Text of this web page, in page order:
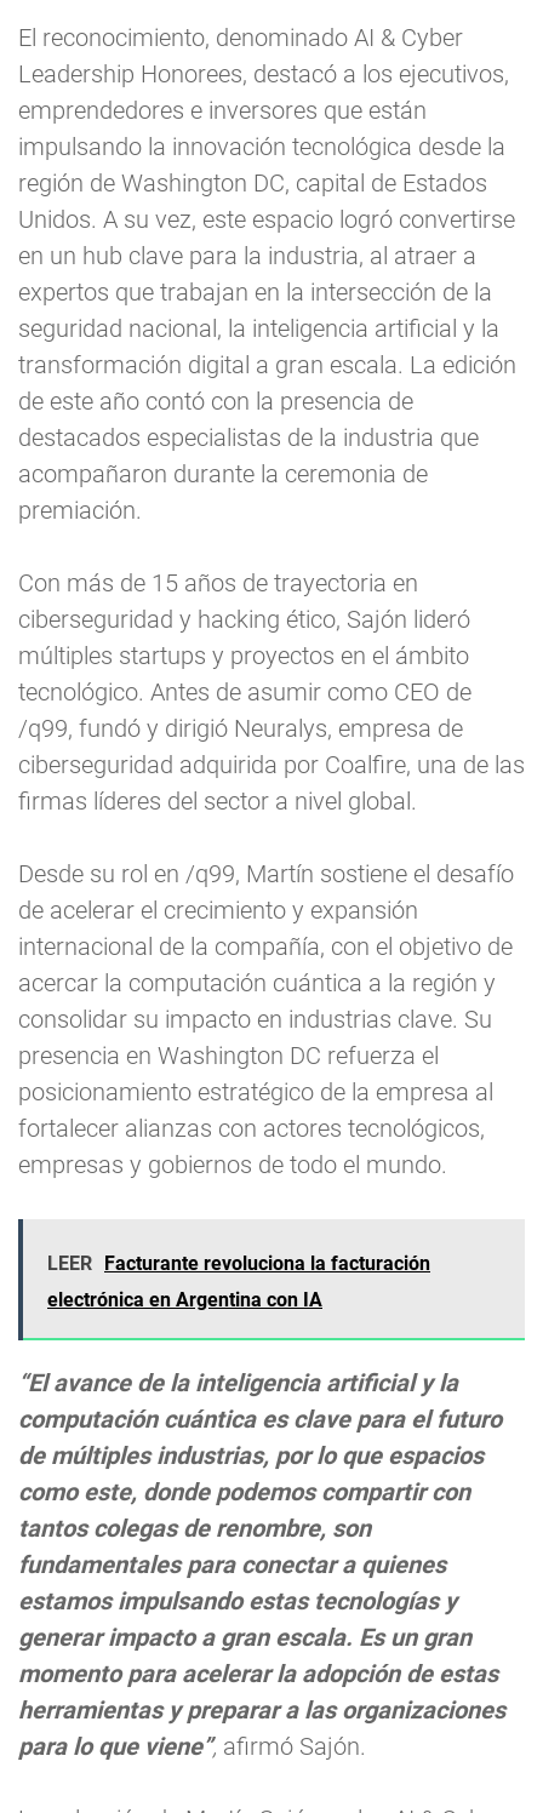
El reconocimiento, denominado AI & Cyber
Leadership Honorees, destacó a los ejecutivos,
emprendedores e inversores que están
impulsando la innovación tecnológica desde la
región de Washington DC, capital de Estados
Unidos. A su vez, este espacio logró convertirse
en un hub clave para la industria, al atraer a
expertos que trabajan en la intersección de la
seguridad nacional, la inteligencia artificial y la
transformación digital a gran escala. La edición
de este año contó con la presencia de
destacados especialistas de la industria que
acompañaron durante la ceremonia de
premiación.
Con más de 15 años de trayectoria en
ciberseguridad y hacking ético, Sajón lideró
múltiples startups y proyectos en el ámbito
tecnológico. Antes de asumir como CEO de
/q99, fundó y dirigió Neuralys, empresa de
ciberseguridad adquirida por Coalfire, una de las
firmas líderes del sector a nivel global.
Desde su rol en /q99, Martín sostiene el desafío
de acelerar el crecimiento y expansión
internacional de la compañía, con el objetivo de
acercar la computación cuántica a la región y
consolidar su impacto en industrias clave. Su
presencia en Washington DC refuerza el
posicionamiento estratégico de la empresa al
fortalecer alianzas con actores tecnológicos,
empresas y gobiernos de todo el mundo.
LEER
Facturante revoluciona la facturación
electrónica en Argentina con IA
“El avance de la inteligencia artificial y la
computación cuántica es clave para el futuro
de múltiples industrias, por lo que espacios
como este, donde podemos compartir con
tantos colegas de renombre, son
fundamentales para conectar a quienes
estamos impulsando estas tecnologías y
generar impacto a gran escala. Es un gran
momento para acelerar la adopción de estas
herramientas y preparar a las organizaciones
para lo que viene”, afirmó Sajón.